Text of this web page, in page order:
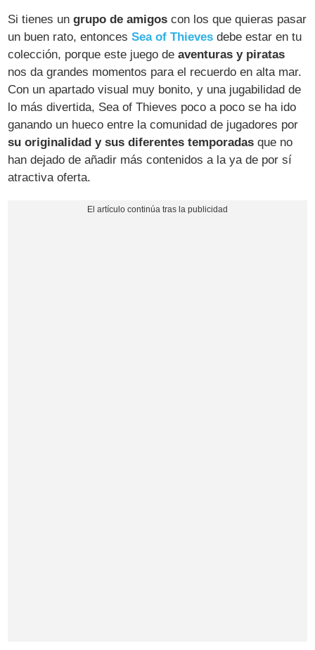
Si tienes ungrupo de amigos con los que quieras pasar
un buen rato, entoncesSea of Thieves debe estar en tu
colección, porque este juego deaventuras y piratas
nos da grandes momentos para el recuerdo en alta mar.
Con un apartado visual muy bonito, y una jugabilidad de
lo más divertida, Sea of Thieves poco a poco se ha ido
ganando un hueco entre la comunidad de jugadores por
su originalidad y sus diferentes temporadas que no
han dejado de añadir más contenidos a la ya de por sí
atractiva oferta.